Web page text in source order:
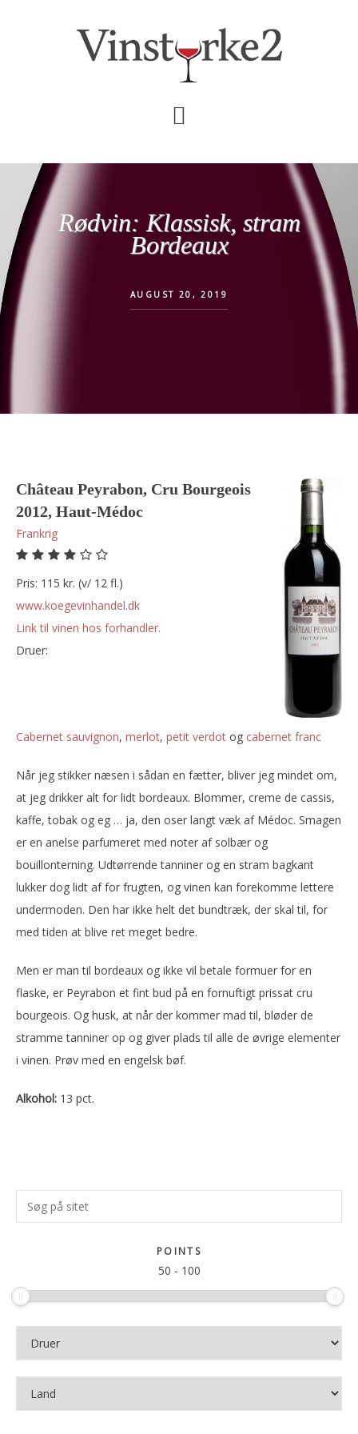
Rødvin: Klassisk, stram
Bordeaux
AUGUST 20, 2019
Château Peyrabon, Cru Bourgeois
2012, Haut-Médoc
Frankrig
Pris: 115 kr. (v/ 12 fl.)
www.koegevinhandel.dk
Link til vinen hos forhandler.
Druer:
cabernet sauvignon, merlot, petit verdot og cabernet franc
Når jeg stikker næsen i sådan en fætter, bliver jeg mindet om,
at jeg drikker alt for lidt bordeaux. Blommer, creme de cassis,
kaffe, tobak og eg … ja, den oser langt væk af Médoc. Smagen
er en anelse parfumeret med noter af solbær og
bouillonterning. Udtørrende tanniner og en stram bagkant
lukker dog lidt af for frugten, og vinen kan forekomme lettere
undermoden. Den har ikke helt det bundtræk, der skal til, for
med tiden at blive ret meget bedre.
Men er man til bordeaux og ikke vil betale formuer for en
flaske, er Peyrabon et fint bud på en fornuftigt prissat cru
bourgeois. Og husk, at når der kommer mad til, bløder de
stramme tanniner op og giver plads til alle de øvrige elementer
i vinen. Prøv med en engelsk bøf.
Alkohol: 13 pct.
Primær
Sidebar
Søg
på
POINTS
50 - 100